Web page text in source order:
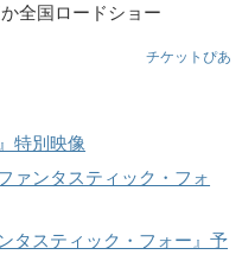
全国ロードショー
チケットぴあ
特別映像
ァンタスティック・フォ
タスティック・フォー』予